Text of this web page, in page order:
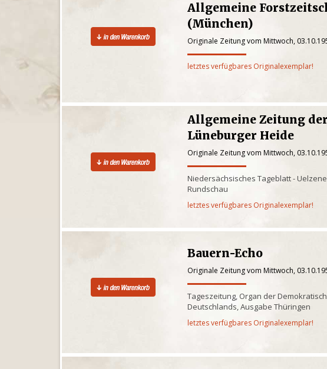
Allgemeine
(München)
Originale Zeitung vom Mittwoch,
letztes verfügbares Originalexemplar!
Allgemeine Zeitung der
Lüneburger Heide
Originale Zeitung vom Mittwoch,
Niedersächsisches Tageblatt -
Rundschau
letztes verfügbares Originalexemplar!
Bauern-Echo
Originale Zeitung vom Mittwoch,
Tageszeitung, Organ der
Deutschlands, Ausgabe Thüringen
letztes verfügbares Originalexemplar!